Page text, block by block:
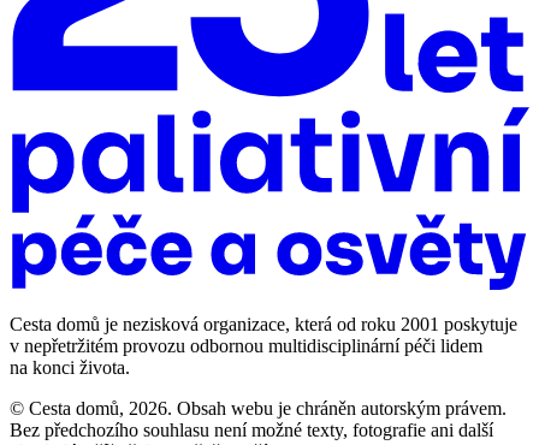
Cesta domů je nezisková organizace, která od roku 2001 poskytuje
v nepřetržitém provozu odbornou multidisciplinární péči lidem
na konci života.
© Cesta domů, 2026. Obsah webu je chráněn autorským právem.
Bez předchozího souhlasu není možné texty, fotografie ani další